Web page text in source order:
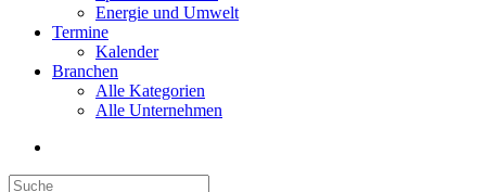
Energie und Umwelt
Termine
Kalender
Branchen
Alle Kategorien
Alle Unternehmen